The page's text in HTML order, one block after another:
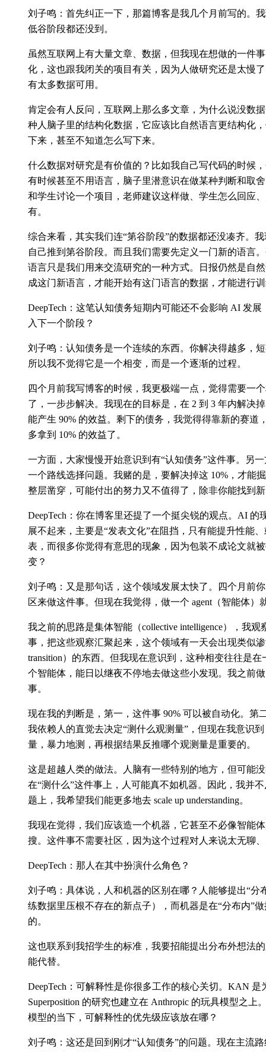
刘子鸣：首先纠正一下，那篇博客是我几个月前写的。
低谷阶段都还没到。
虽然互联网上有大量文章、数据，但我现在想做的一件
化，这也跟我闭关的项目有关，因为人做研究还是太慢
有太多数据可用。
肯定会有人反问，互联网上那么多文章，为什么说没数
种人脑子里的结构化数据，它应该比自然语言更结构化
下来，甚至不知道怎么写下来。
什么数据对研究是有价值的？比如我自己写代码的时候
有时候甚至不用语言，脑子里潜意识在做某种判断和取
和学生讨论一个项目，老师建议这样做、学生怎么回应
有。
综合来看，其实我们连“第谷阶段”的数据都还没凑齐。
自己推到第谷阶段。而且我们需要先定义一门新的语言
语言只是我们用来交流研究的一种方式。日报仍然是自
成这门新语言，才能开始有这门语言的数据，才能进行
DeepTech：这笔认知债务短期内可能还不会影响 AI 发
入下一个阶段？
刘子鸣：认知债务是一个连续的东西。你解决得越多，
所以我不觉得它是一个相变，而是一个逐渐的过程。
四个月前我写博客的时候，我更极端一点，觉得需要一
了，一步步解决。我现在的目标是，在 2 到 3 年内解决
能产生 90% 的效益。剩下的债务，我觉得得靠新的赛道
多拿到 10% 的效益了。
一方面，大家慢慢开始意识到有“认知债务”这件事。另
一个路线选择问题。我赌的是，要解决掉这 10%，才能
整层凿穿，可能付出的努力又不值得了，除非你能找到
DeepTech：你在博客里还提了一个挺尖锐的观点。AI 的
展不起来，主要是“发表文化”在阻挡，只有能提升性能
表，而很多你觉得有意思的现象，因为包装不成论文就
变？
刘子鸣：又是那句话，这个领域发展太快了。四个月前
区来做这件事。但现在我觉得，做一个 agent（智能体）
我之前的思路是集体智能（collective intelligence），我
事，把这些观察汇聚起来，这个领域有一天会出现类似渗
transition）的东西。但我现在意识到，这种相变往往是
个智能体，能日以继夜不停地去做这些小发现。我之前
事。
现在我的判断是，第一，这件事 90% 可以被自动化。第
我依赖人的直觉去决定“测什么观测量”，但现在我意识
量，暴力地测，再根据结果反推哪个观测量是重要的。
这是超越人类的做法。人脑有一些特别的地方，但可能
在“测什么”这件事上，人可能真不如机器。因此，我并不
题上，我希望我们能更多地去 scale up understanding。
我现在觉得，我们应该造一个机器，它甚至不必像智能
搜。这件事不需要社区，因为这个过程对人来说太无聊
DeepTech：那人在其中扮演什么角色？
刘子鸣：具体说，人和机器的区别在哪？人能够提出“分
练数据里压根不存在的新点子），而机器是在“分布内”
的。
这也联系到我招学生的标准，我要招能提出分布外想法
能代替。
DeepTech：可解释性是你很多工作的核心关切。KAN
Superposition 的研究也建立在 Anthropic 的玩具模型之
模型的当下，可解释性的优先级应该放在哪？
刘子鸣：这还是回到刚才“认知债务”的问题。现在主流